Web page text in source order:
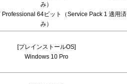
み）
64ビット（Service Pack 1 適用済
み）
[プレインストールOS]
Windows 10 Pro